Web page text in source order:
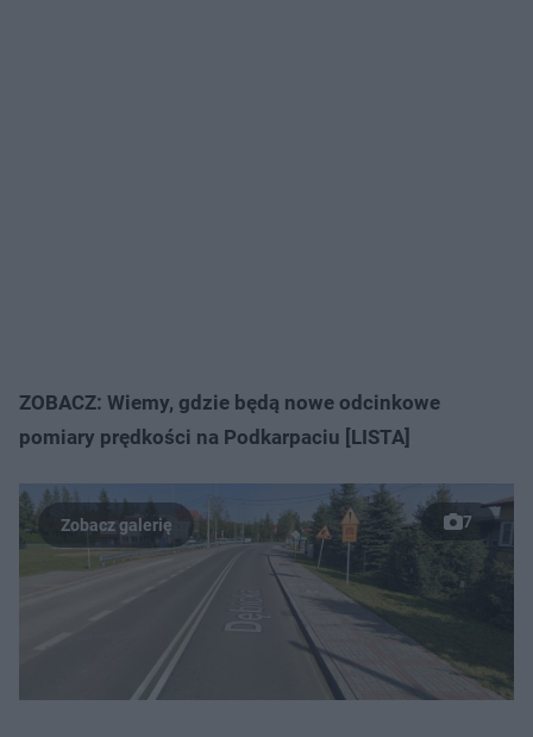
ZOBACZ: Wiemy, gdzie będą nowe odcinkowe
pomiary prędkości na Podkarpaciu [LISTA]
7